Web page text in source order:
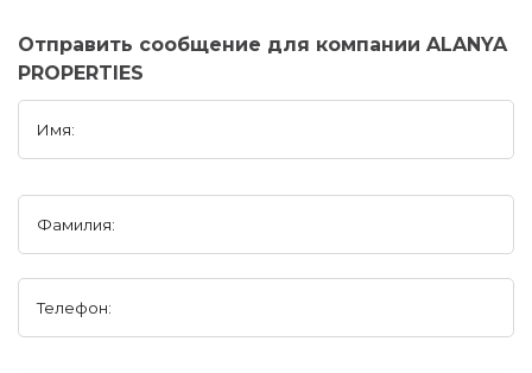
Отправить сообщение для компании ALANYA
PROPERTIES
Имя:
Фамилия:
Телефон: